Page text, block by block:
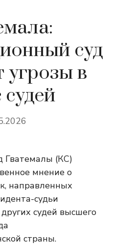
суд
угрозы в
судей
Гватемалы (КС)
мнение о
направленных
судьи
судей высшего
страны.